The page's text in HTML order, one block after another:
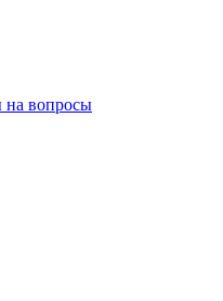
на вопросы